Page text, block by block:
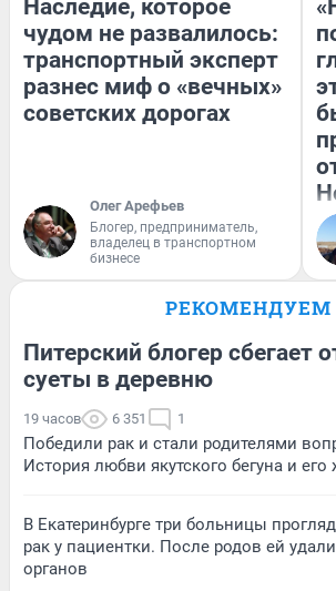
Наследие, которое
чудом не развалилось:
транспортный эксперт
разнес миф о «вечных»
советских дорогах
Олег Арефьев
Блогер, предприниматель,
владелец в транспортном
бизнесе
РЕКОМЕНДУЕМ
Питерский блогер сбегает
суеты в деревню
19 часов 6 351 1
Победили рак и стали родителями
История любви якутского бегуна и
В Екатеринбурге три больницы
рак у пациентки. После родов ей
органов